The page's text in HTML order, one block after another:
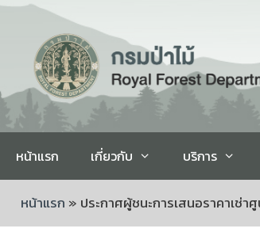
หน้าแรก เกี่ยวกับ บริการ
หน้าแรก » ประกาศผู้ชนะการเสนอราคาเ